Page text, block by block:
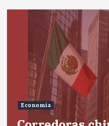
Economía